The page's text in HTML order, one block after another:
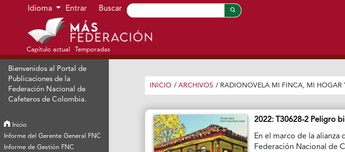
Ir al menú de navegación principal
Ir al contenido principal
Ir al pie de página del sitio
Idioma Entrar Buscar
Capítulo actual Temporadas
Bienvenidos al Portal de
Publicaciones de la
Federación Nacional de
Cafeteros de Colombia.
Inicio
Informe del Gerente General FNC
Informe de Gestión FNC
INICIO / ARCHIVOS / RADIONOVELA MI FINCA, MI HOGAR
2022: T30628-2 Peligro
En el marco de la
Federación Nacional de